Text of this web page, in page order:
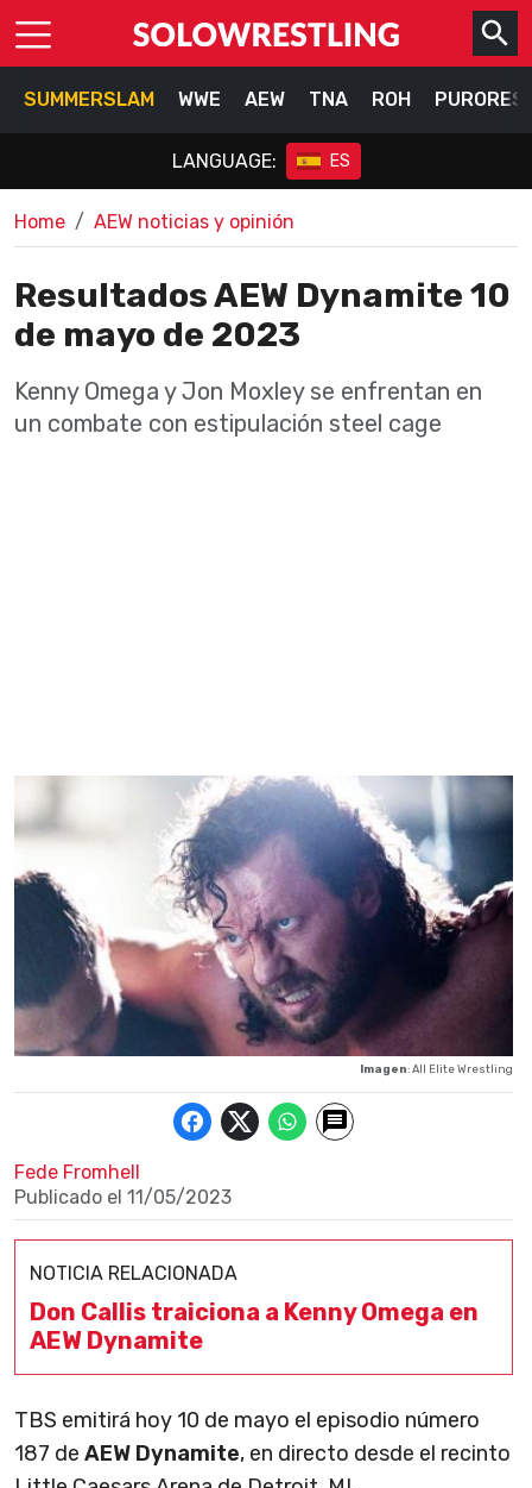
SUMMERSLAM WWE AEW TNA ROH
LANGUAGE: ES
Home AEW noticias y opinión
Resultados AEW Dynamite 10
de mayo de 2023
Kenny Omega y Jon Moxley se enfrentan en
un combate con estipulación steel cage
Imagen: All Elite Wrestling
Fede Fromhell
Publicado el 11/05/2023
NOTICIA RELACIONADA
Don Callis traiciona a Kenny Omega en
AEW Dynamite
TBS emitirá hoy 10 de mayo el episodio número
187 de AEW Dynamite, en directo desde el recinto